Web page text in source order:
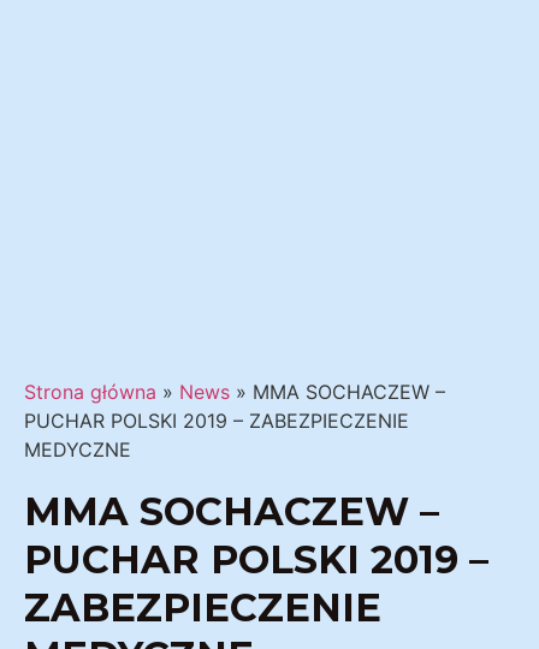
Strona główna » News » MMA SOCHACZEW –
PUCHAR POLSKI 2019 – ZABEZPIECZENIE
MEDYCZNE
MMA SOCHACZEW –
PUCHAR POLSKI 2019 –
ZABEZPIECZENIE